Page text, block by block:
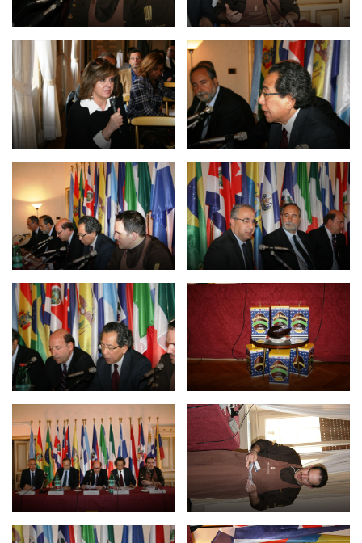
Empoderamiento socio-económico
Justicia y Seguridad
EUROsociAL
EL PAcCTO
EUROFRONT
COPOLAD III
AL-INVEST Verde
MEDIOS
Fotos
Vídeos
Audios
BIBLIOTECA
Biblioteca
Publicaciones
OPORTUNIDADES